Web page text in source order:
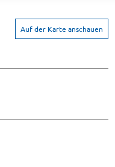
Auf der Karte anschauen